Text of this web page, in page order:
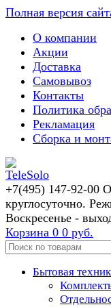
Полная версия
О компании
Акции
Доставка
Самовывоз
Контакты
Политика
Рекламация
Сборка и
+7(495) 147-92-00
круглосуточно.
Воскресенье -
Корзина 0 0 руб.
Бытовая